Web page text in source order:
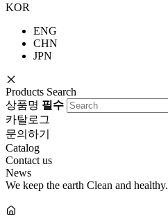
KOR
ENG
CHN
JPN
Products Search
상품명 필수
카탈로그
문의하기
Catalog
Contact us
News
We keep the earth Clean and healthy.